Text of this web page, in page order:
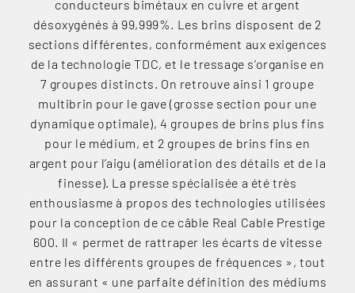
conducteurs bimétaux en cuivre et argent
désoxygénés à 99,999%. Les brins disposent de 2
sections différentes, conformément aux exigences
de la technologie TDC, et le tressage s’organise en
7 groupes distincts. On retrouve ainsi 1 groupe
multibrin pour le gave (grosse section pour une
dynamique optimale), 4 groupes de brins plus fins
pour le médium, et 2 groupes de brins fins en
argent pour l’aigu (amélioration des détails et de la
finesse). La presse spécialisée a été très
enthousiasme à propos des technologies utilisées
pour la conception de ce câble Real Cable Prestige
600. Il « permet de rattraper les écarts de vitesse
entre les différents groupes de fréquences », tout
en assurant « une parfaite définition des médiums